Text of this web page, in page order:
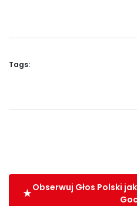
Tags:
Obserwuj Głos Polski